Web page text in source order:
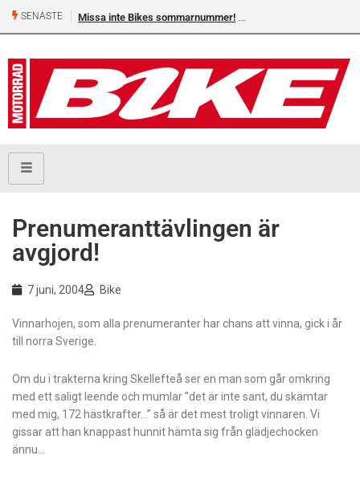
SENASTE Missa inte Bikes sommarnummer!
Prenumeranttävlingen är
avgjord!
7 juni, 2004 Bike
Vinnarhojen, som alla prenumeranter har chans att vinna, gick i år
till norra Sverige.
Om du i trakterna kring Skellefteå ser en man som går omkring
med ett saligt leende och mumlar ”det är inte sant, du skämtar
med mig, 172 hästkrafter…” så är det mest troligt vinnaren. Vi
gissar att han knappast hunnit hämta sig från glädjechocken
ännu…